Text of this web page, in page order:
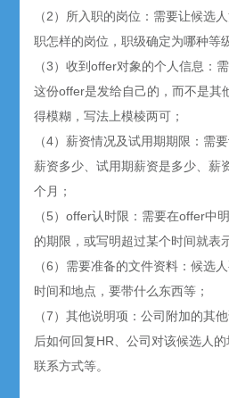
（2）所入职的岗位：需要让候选
职怎样的岗位，职级确定为哪种等
（3）收到offer对象的个人信息：
这份offer是发给自己的，而不是其
得模糊，写法上模棱两可；
（4）薪资情况及试用期期限：需
薪资多少、试用期薪资是多少、薪
个月；
（5）offer认时限：需要在offer中
的期限，或写明超过某个时间就表
（6）需要准备的文件资料：候选
时间和地点，要带什么东西等；
（7）其他说明项：公司附加的其
后如何回复HR、公司对该候选人
联系方式等。